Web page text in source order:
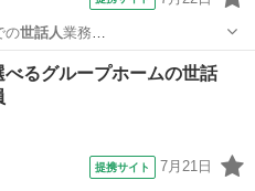
の世話人業務
べるグループホームの世話
提携サイト 7月21日